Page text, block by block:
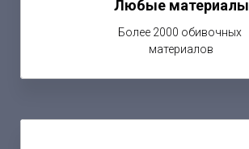
Любые материалы
Более 2000 обивочных
материалов